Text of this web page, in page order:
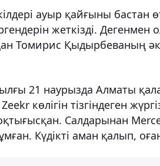
ауыр қайғыны бастан
жеткізді.
Томирис Қыдырбеваның
21 наурызда Алматы
көлігін тізгіндеген
Салдарынан
Күдікті аман қалып,